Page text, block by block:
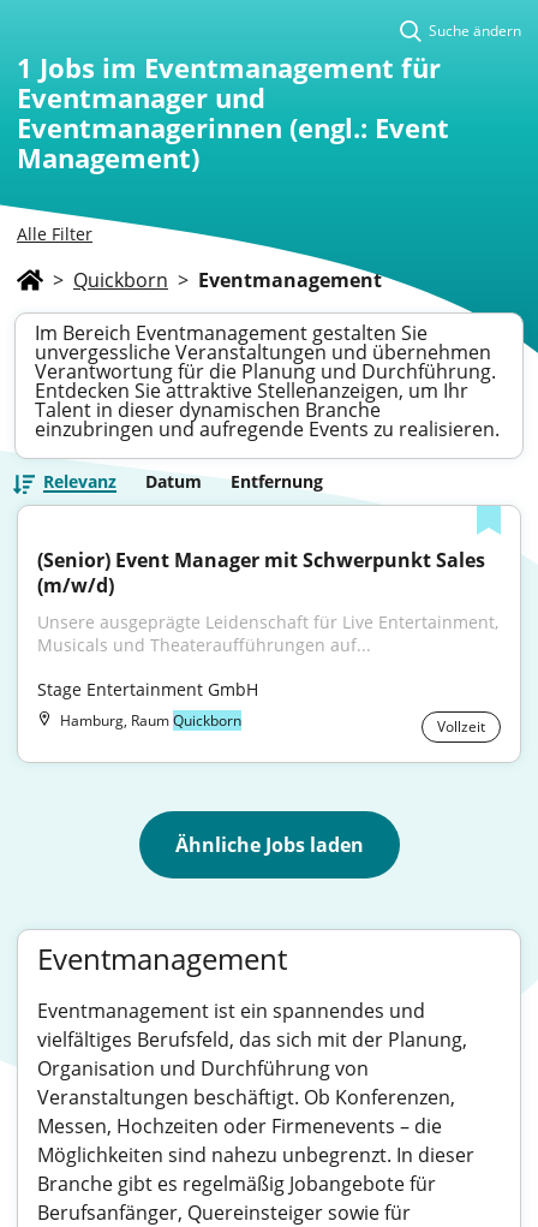
Alle Filter
Suche ändern
1 Jobs im Eventmanagement für
Eventmanager und
Eventmanagerinnen (engl.: Event
Management)
> Quickborn > Eventmanagement
Im Bereich Eventmanagement gestalten Sie
unvergessliche Veranstaltungen und übernehmen
Verantwortung für die Planung und Durchführung.
Entdecken Sie attraktive Stellenanzeigen, um Ihr
Talent in dieser dynamischen Branche
einzubringen und aufregende Events zu realisieren.
Relevanz Datum Entfernung
(Senior) Event Manager mit Schwerpunkt Sales
(m/w/d)
Unsere ausgeprägte Leidenschaft für Live Entertainment,
Musicals und Theateraufführungen auf...
Stage Entertainment GmbH
Hamburg, RaumQuickborn Vollzeit
Ähnliche Jobs laden
Eventmanagement
Eventmanagement ist ein spannendes und
vielfältiges Berufsfeld, das sich mit der Planung,
Organisation und Durchführung von
Veranstaltungen beschäftigt. Ob Konferenzen,
Messen, Hochzeiten oder Firmenevents – die
Möglichkeiten sind nahezu unbegrenzt. In dieser
Branche gibt es regelmäßig Jobangebote für
Berufsanfänger, Quereinsteiger sowie für